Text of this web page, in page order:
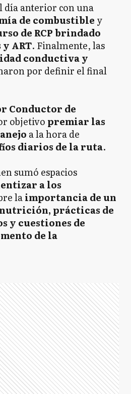
día anterior con una
de combustible y
de RCP brindado
y ART. Finalmente, las
conductiva y
por definir el final
Conductor de
objetivo premiar las
a la hora de
diarios de la ruta.
sumó espacios
a los
laimportancia de un
nutrición, prácticas de
y cuestiones de
de la